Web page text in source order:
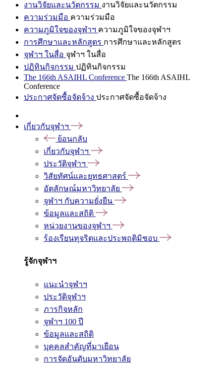
งานวิจัยและนวัตกรรม งานวิจัยและนวัตกรรม
ความร่วมมือ ความร่วมมือ
ความภูมิใจของจุฬาฯ ความภูมิใจของจุฬาฯ
การศึกษาและหลักสูตร การศึกษาและหลักสูตร
จุฬาฯ ในสื่อ จุฬาฯ ในสื่อ
ปฏิทินกิจกรรม ปฏิทินกิจกรรม
The 166th ASAIHL Conference The 166th ASAIHL
Conference
ประกาศจัดซื้อจัดจ้าง ประกาศจัดซื้อจัดจ้าง
เกี่ยวกับจุฬาฯ
ย้อนกลับ
เกี่ยวกับจุฬาฯ
ประวัติจุฬาฯ
วิสัยทัศน์และยุทธศาสตร์
อัตลักษณ์มหาวิทยาลัย
จุฬาฯ กับความยั่งยืน
ข้อมูลและสถิติ
หน่วยงานของจุฬาฯ
ร้องเรียนทุจริตและประพฤติมิชอบ
รู้จักจุฬาฯ
แนะนำจุฬาฯ
ประวัติจุฬาฯ
ภารกิจหลัก
จุฬาฯ 100 ปี
ข้อมูลและสถิติ
บุคคลสำคัญที่มาเยือน
การจัดอันดับมหาวิทยาลัย